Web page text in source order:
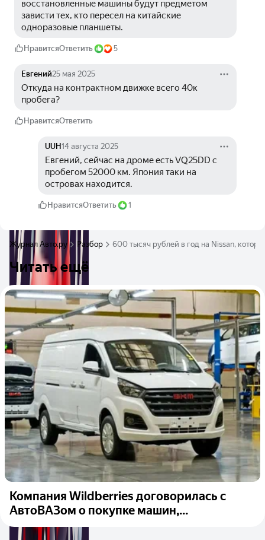
восстановленные машины будут предметом
зависти тех, кто пересел на китайские
одноразовые планшеты.
НравитсяОтветить 5
Евгений25 мая 2025
Откуда на контрактном движке всего 40к
пробега?
НравитсяОтветить
UUH 14 августа 2025
Евгений, сейчас на дроме есть VQ25DD с
пробегом 52000 км. Япония таки на
островах находится.
НравитсяОтветить 1
Журнал Авто.ру Разбор 600 тысяч рублей в год на Nissan,
Читать ещё
Компания Wildberries договорилась с
АвтоВАЗом о покупке машин,...